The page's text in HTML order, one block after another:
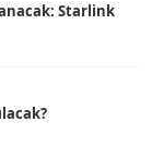
Starlink